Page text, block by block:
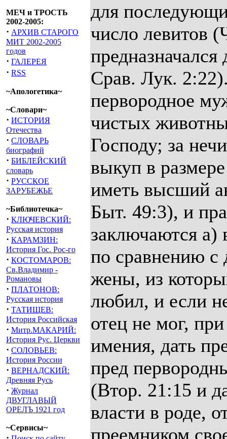
МЕЧ и ТРОСТЬ
2002-2005:
· АРХИВ СТАРОГО
МИТ 2002-2005
годов
· ГАЛЕРЕЯ
· RSS
~Апологетика~
~Словари~
· ИСТОРИЯ
Отечества
· СЛОВАРЬ
биографий
· БИБЛЕЙСКИЙ
словарь
· РУССКОЕ
ЗАРУБЕЖЬЕ
~Библиотечка~
· КЛЮЧЕВСКИЙ:
Русская история
· КАРАМЗИН:
История Гос. Рос-го
· КОСТОМАРОВ:
Св.Владимир -
Романовы
· ПЛАТОНОВ:
Русская история
· ТАТИЩЕВ:
История Российская
· Митр.МАКАРИЙ:
История Рус. Церкви
· СОЛОВЬЕВ:
История России
· ВЕРНАДСКИЙ:
Древняя Русь
· Журнал
ДВУГЛАВЫЙ
ОРЕЛЪ 1921 год
~Сервисы~
для
число левитов
Срав. Лук.
первородное
чистых
Господу; за
выкуп в
иметь высший
Быт. 49:3), и
заключаются а)
по сравнению с
жены, из
любил, и если
отец не мог,
имения, дать
пред
(Втор. 21:15 и
власти в роде,
преемником